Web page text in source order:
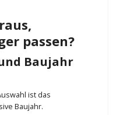
passen?
Baujahr
ist das
Baujahr.